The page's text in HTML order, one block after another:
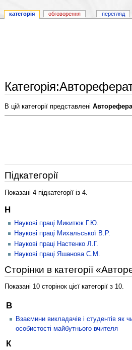
В цій категорії представлені
Підкатегорії
Показані 4 підкатегорії із 4.
Н
Наукові праці Микитюк Г.Ю.
Наукові праці Михальської В.Р.
Наукові праці Настенко Л.Г.
Наукові праці Яшанова С.М.
Сторінки в категорії
Показані 10 сторінок цієї категорії з 10.
В
Взаємини викладачів і студентів як
особистості майбутнього вчителя
К
категорія обговорення перегляд